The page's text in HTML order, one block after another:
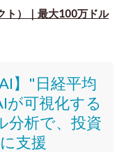
ト）｜最大100万ドル
】"日経平均
が可視化する
分析で、投資
支援